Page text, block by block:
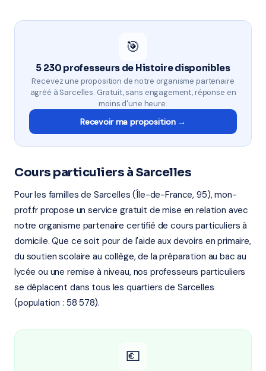
🎯
5 230 professeurs de Histoire disponibles
Recevez une proposition de notre organisme partenaire
agréé à Sarcelles. Gratuit, sans engagement, réponse en
moins d'une heure.
Recevoir ma proposition →
Cours particuliers à Sarcelles
Pour les familles de Sarcelles (Île-de-France, 95), mon-
prof.fr propose un service gratuit de mise en relation avec
notre organisme partenaire certifié de cours particuliers à
domicile. Que ce soit pour de l'aide aux devoirs en primaire,
du soutien scolaire au collège, de la préparation au bac au
lycée ou une remise à niveau, nos professeurs particuliers
se déplacent dans tous les quartiers de Sarcelles
(population : 58 578).
💶